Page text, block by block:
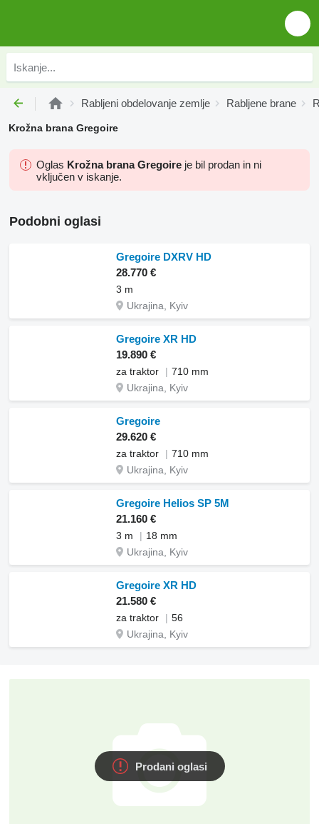
Rabljeni obdelovanje zemlje Rabljene brane
Krožna brana Gregoire
Oglas Krožna brana Gregoire je bil prodan in ni
vključen v iskanje.
Podobni oglasi
Gregoire DXRV HD
28.770 €
3 m
Ukrajina, Kyiv
Gregoire XR HD
19.890 €
za traktor
710 mm
Ukrajina, Kyiv
Gregoire
29.620 €
za traktor
710 mm
Ukrajina, Kyiv
Gregoire Helios SP 5M
21.160 €
3 m
18 mm
Ukrajina, Kyiv
Gregoire XR HD
21.580 €
za traktor
56
Ukrajina, Kyiv
Prodani oglasi